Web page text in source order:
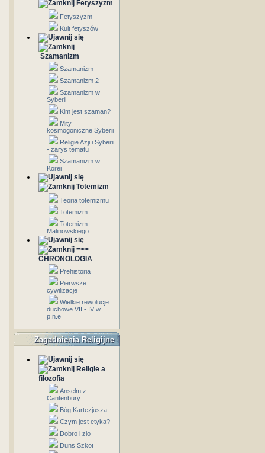
Fetyszyzm
Fetyszyzm
Kult fetyszów
Szamanizm
Szamanizm
Szamanizm 2
Szamanizm w
Syberii
Kim jest szaman?
Mity
kosmogoniczne Syberii
Religie Azji i Syberii
- zarys tematu
Szamanizm w
Korei
Totemizm
Teoria totemizmu
Totemizm
Totemizm
Malinowskiego
=>>
CHRONOLOGIA
Prehistoria
Pierwsze
cywilizacje
Wielkie rewolucje
duchowe VII - IV w.
p.n.e
Zagadnienia Religijne
Religie a
filozofia
Anselm z
Cantenbury
Bóg Kartezjusza
Czym jest etyka?
Dobro i zlo
Duns Szkot